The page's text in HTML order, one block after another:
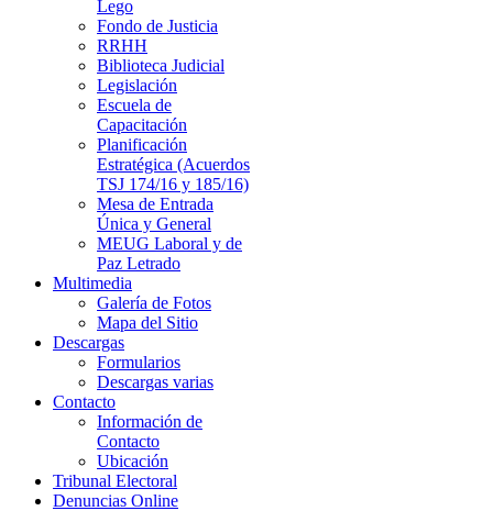
Lego
Fondo de Justicia
RRHH
Biblioteca Judicial
Legislación
Escuela de
Capacitación
Planificación
Estratégica (Acuerdos
TSJ 174/16 y 185/16)
Mesa de Entrada
Única y General
MEUG Laboral y de
Paz Letrado
Multimedia
Galería de Fotos
Mapa del Sitio
Descargas
Formularios
Descargas varias
Contacto
Información de
Contacto
Ubicación
Tribunal Electoral
Denuncias Online